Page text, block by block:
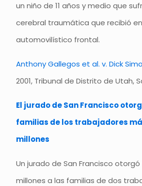
un niño de 11 años y medio que
cerebral traumática que recibió
automovilístico frontal.
Anthony Gallegos et al. v. Dick
2001, Tribunal de Distrito de Utah,
El jurado de San Francisco
familias de los trabajadores
millones
Un jurado de San Francisco
millones a las familias de dos